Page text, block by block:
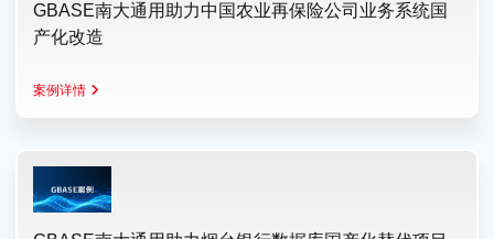
GBASE南大通用助力中国农业再保险公司业务系统国
产化改造
案例详情